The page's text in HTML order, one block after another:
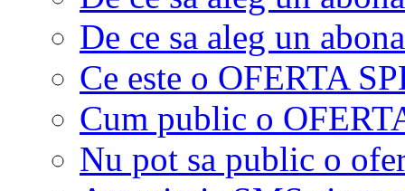
De ce sa aleg un
Ce este o OFERTA
Cum public o
Nu pot sa public o